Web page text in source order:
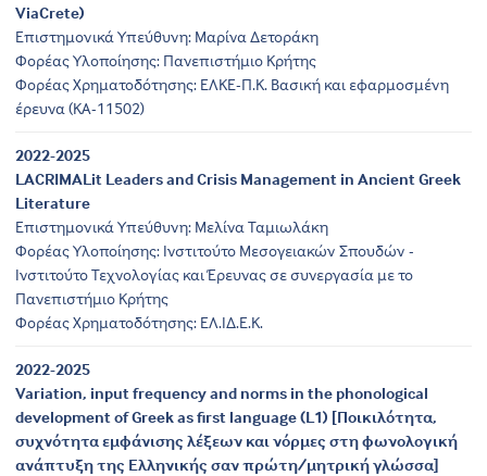
ViaCrete)
Επιστημονικά Υπεύθυνη: Μαρίνα Δετοράκη
Φορέας Υλοποίησης: Πανεπιστήμιο Κρήτης
Φορέας Χρηματοδότησης: ΕΛΚΕ-Π.Κ. Βασική και εφαρμοσμένη
έρευνα (ΚΑ-11502)
2022-2025
LACRIMALit Leaders and Crisis Management in Ancient Greek
Literature
Επιστημονικά Υπεύθυνη: Μελίνα Ταμιωλάκη
Φορέας Υλοποίησης: Ινστιτούτο Μεσογειακών Σπουδών -
Ινστιτούτο Τεχνολογίας και Έρευνας σε συνεργασία με το
Πανεπιστήμιο Κρήτης
Φορέας Χρηματοδότησης: ΕΛ.ΙΔ.Ε.Κ.
2022-2025
Variation, input frequency and norms in the phonological
development of Greek as first language (L1) [Ποικιλότητα,
συχνότητα εμφάνισης λέξεων και νόρμες στη φωνολογική
ανάπτυξη της Ελληνικής σαν πρώτη/μητρική γλώσσα]